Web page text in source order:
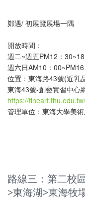
鄭遇/ 初展覽展場一隅
開放時間：
週二~週五PM12：
週六日AM10：
位置：東海路43號(近乳
東海43號-創藝實習中心
https://
管理單位：東海大學美
路線三：第二校
>東海湖>東海牧